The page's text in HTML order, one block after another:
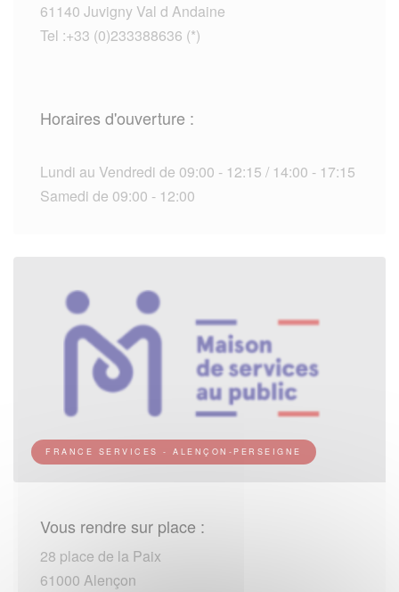
61140 Juvigny Val d Andaine
Tel :+33 (0)233388636 (*)
Horaires d'ouverture :
Lundi au Vendredi de 09:00 - 12:15 / 14:00 - 17:15
Samedi de 09:00 - 12:00
FRANCE SERVICES - ALENÇON-PERSEIGNE
Vous rendre sur place :
28 place de la Paix
61000 Alençon